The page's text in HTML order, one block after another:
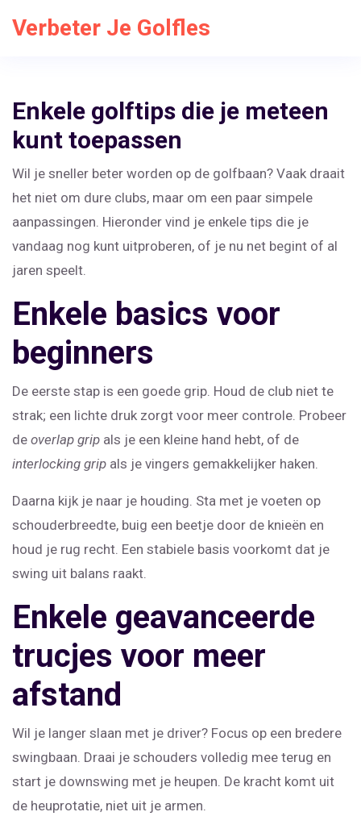
Verbeter Je Golfles
Enkele golftips die je meteen
kunt toepassen
Wil je sneller beter worden op de golfbaan? Vaak draait
het niet om dure clubs, maar om een paar simpele
aanpassingen. Hieronder vind je enkele tips die je
vandaag nog kunt uitproberen, of je nu net begint of al
jaren speelt.
Enkele basics voor
beginners
De eerste stap is een goede grip. Houd de club niet te
strak; een lichte druk zorgt voor meer controle. Probeer
de overlap grip als je een kleine hand hebt, of de
interlocking grip als je vingers gemakkelijker haken.
Daarna kijk je naar je houding. Sta met je voeten op
schouderbreedte, buig een beetje door de knieën en
houd je rug recht. Een stabiele basis voorkomt dat je
swing uit balans raakt.
Enkele geavanceerde
trucjes voor meer
afstand
Wil je langer slaan met je driver? Focus op een bredere
swingbaan. Draai je schouders volledig mee terug en
start je downswing met je heupen. De kracht komt uit
de heuprotatie, niet uit je armen.